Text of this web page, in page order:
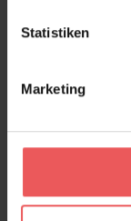
Statistiken
Marketing